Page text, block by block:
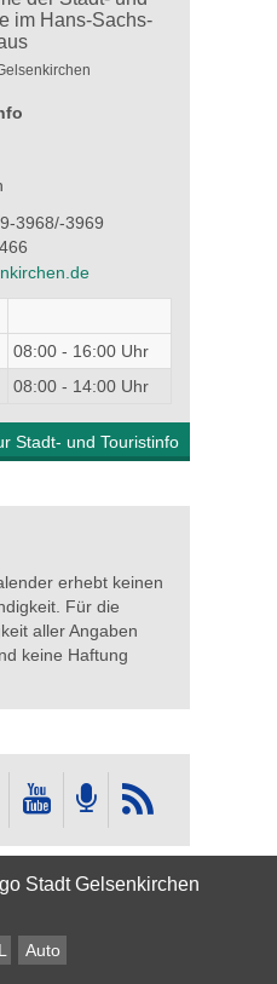
3968/-3969
08:00 - 16:00 Uhr
08:00 - 14:00 Uhr
Stadt- und Touristinfo
erhebt keinen
Für die
aller Angaben
keine Haftung
Auto